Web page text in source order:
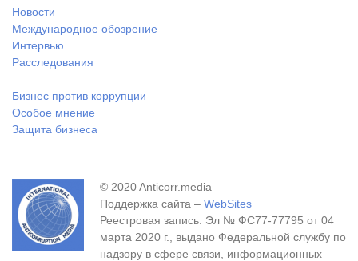
Новости
Международное обозрение
Интервью
Расследования
Бизнес против коррупции
Особое мнение
Защита бизнеса
© 2020 Anticorr.media
Поддержка сайта – WebSites
Реестровая запись: Эл № ФС77-77795 от 04
марта 2020 г., выдано Федеральной службу по
надзору в сфере связи, информационных